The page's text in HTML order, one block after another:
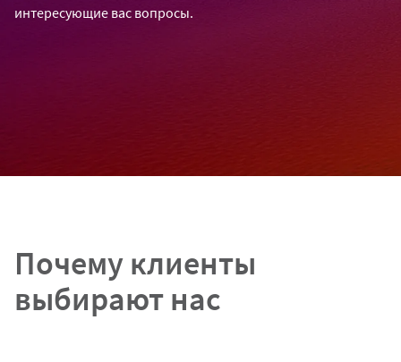
интересующие вас вопросы.
Почему клиенты
выбирают нас